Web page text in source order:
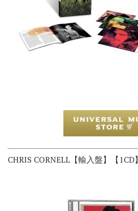
CHRIS CORNELL【輸入盤】【1CD】